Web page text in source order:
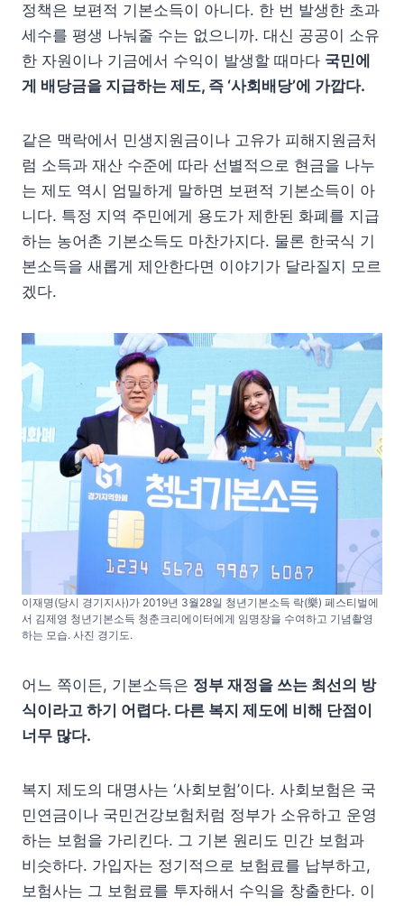
정책은 보편적 기본소득이 아니다. 한 번 발생한 초과
세수를 평생 나눠줄 수는 없으니까. 대신 공공이 소유
한 자원이나 기금에서 수익이 발생할 때마다 국민에
게 배당금을 지급하는 제도, 즉 ‘사회배당’에 가깝다.
같은 맥락에서 민생지원금이나 고유가 피해지원금처
럼 소득과 재산 수준에 따라 선별적으로 현금을 나누
는 제도 역시 엄밀하게 말하면 보편적 기본소득이 아
니다. 특정 지역 주민에게 용도가 제한된 화폐를 지급
하는 농어촌 기본소득도 마찬가지다. 물론 한국식 기
본소득을 새롭게 제안한다면 이야기가 달라질지 모르
겠다.
이재명(당시 경기지사)가 2019년 3월28일 청년기본소득 락(樂) 페스티벌에
서 김제영 청년기본소득 청춘크리에이터에게 임명장을 수여하고 기념촬영
하는 모습. 사진 경기도.
어느 쪽이든, 기본소득은 정부 재정을 쓰는 최선의 방
식이라고 하기 어렵다. 다른 복지 제도에 비해 단점이
너무 많다.
복지 제도의 대명사는 ‘사회보험’이다. 사회보험은 국
민연금이나 국민건강보험처럼 정부가 소유하고 운영
하는 보험을 가리킨다. 그 기본 원리도 민간 보험과
비슷하다. 가입자는 정기적으로 보험료를 납부하고,
보험사는 그 보험료를 투자해서 수익을 창출한다. 이